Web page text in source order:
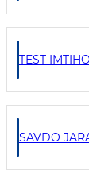
TEST
SAVDO